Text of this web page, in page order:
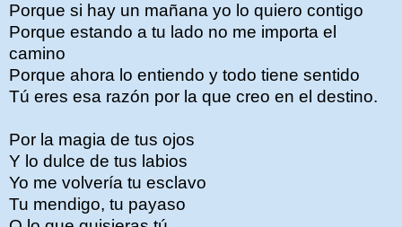
Porque si hay un mañana yo lo quiero contigo
Porque estando a tu lado no me importa el
camino
Porque ahora lo entiendo y todo tiene sentido
Tú eres esa razón por la que creo en el destino.
Por la magia de tus ojos
Y lo dulce de tus labios
Yo me volvería tu esclavo
Tu mendigo, tu payaso